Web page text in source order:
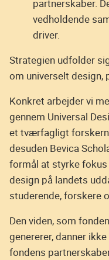
partnerskaber.
vedholdende
driver.
Strategien udfolder
om universelt design,
Konkret arbejder vi
gennem Universal
et tværfagligt
desuden Bevica
formål at styrke
design på landets
studerende, forskere
Den viden, som
genererer, danner
fondens